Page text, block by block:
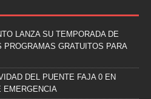
LANZA SU TEMPORADA DE
PROGRAMAS GRATUITOS PARA
DEL PUENTE FAJA 0 EN
EMERGENCIA